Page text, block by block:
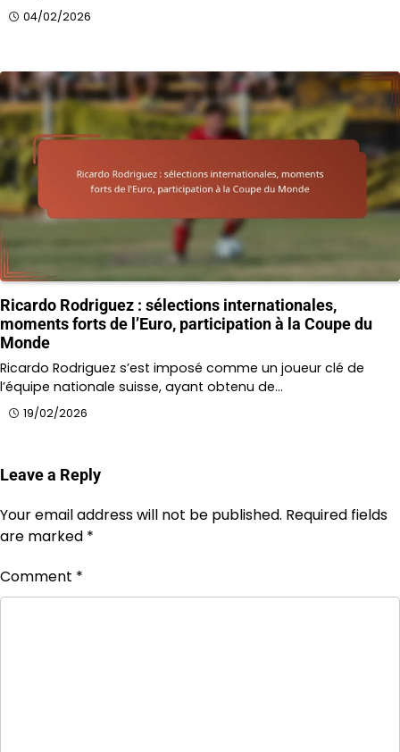
04/02/2026
Ricardo Rodriguez : sélections internationales,
moments forts de l’Euro, participation à la Coupe du
Monde
Ricardo Rodriguez s’est imposé comme un joueur clé de
l’équipe nationale suisse, ayant obtenu de…
19/02/2026
Leave a Reply
Your email address will not be published. Required fields
are marked *
Comment *